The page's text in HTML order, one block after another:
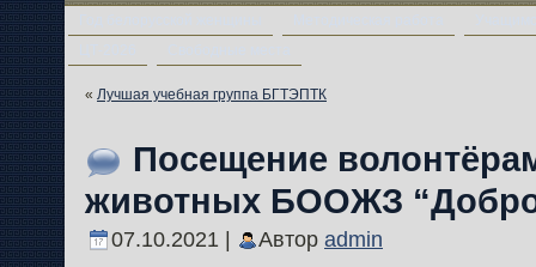
« Лучшая учебная группа БГТЭПТК
Посещение
животных БООЖЗ
07.10.2021 | Автор admin